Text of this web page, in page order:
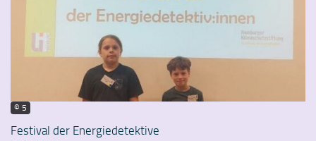
© 5
Festival der Energiedetektive